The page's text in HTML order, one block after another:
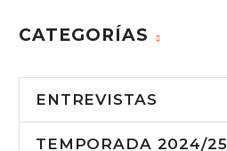
CATEGORÍAS
ENTREVISTAS
TEMPORADA 2024/25